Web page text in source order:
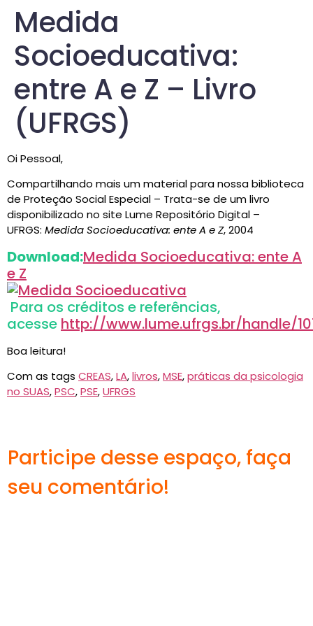
Medida
Socioeducativa:
entre A e Z – Livro
(UFRGS)
Oi Pessoal,
Compartilhando mais um material para nossa biblioteca
de Proteção Social Especial – Trata-se de um livro
disponibilizado no site Lume Repositório Digital –
UFRGS: Medida Socioeducativa: ente A e Z, 2004
Download:Medida Socioeducativa: ente A
e Z
Para os créditos e referências,
acesse http://www.lume.ufrgs.br/handle/
Boa leitura!
Com as tags CREAS,LA,livros,MSE,práticas da psicologia
no SUAS,PSC,PSE,UFRGS
Participe desse espaço, faça
seu comentário!